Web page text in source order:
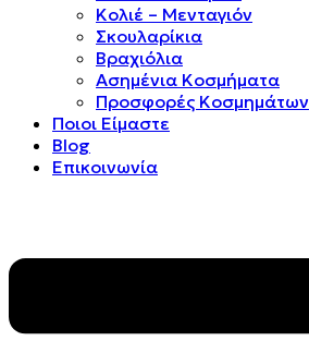
Κολιέ – Μενταγιόν
Σκουλαρίκια
Βραχιόλια
Ασημένια Κοσμήματα
Προσφορές Κοσμημάτων
Ποιοι Είμαστε
Blog
Επικοινωνία